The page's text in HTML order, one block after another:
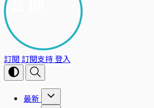
訂閱 訂閱支持登入
最新